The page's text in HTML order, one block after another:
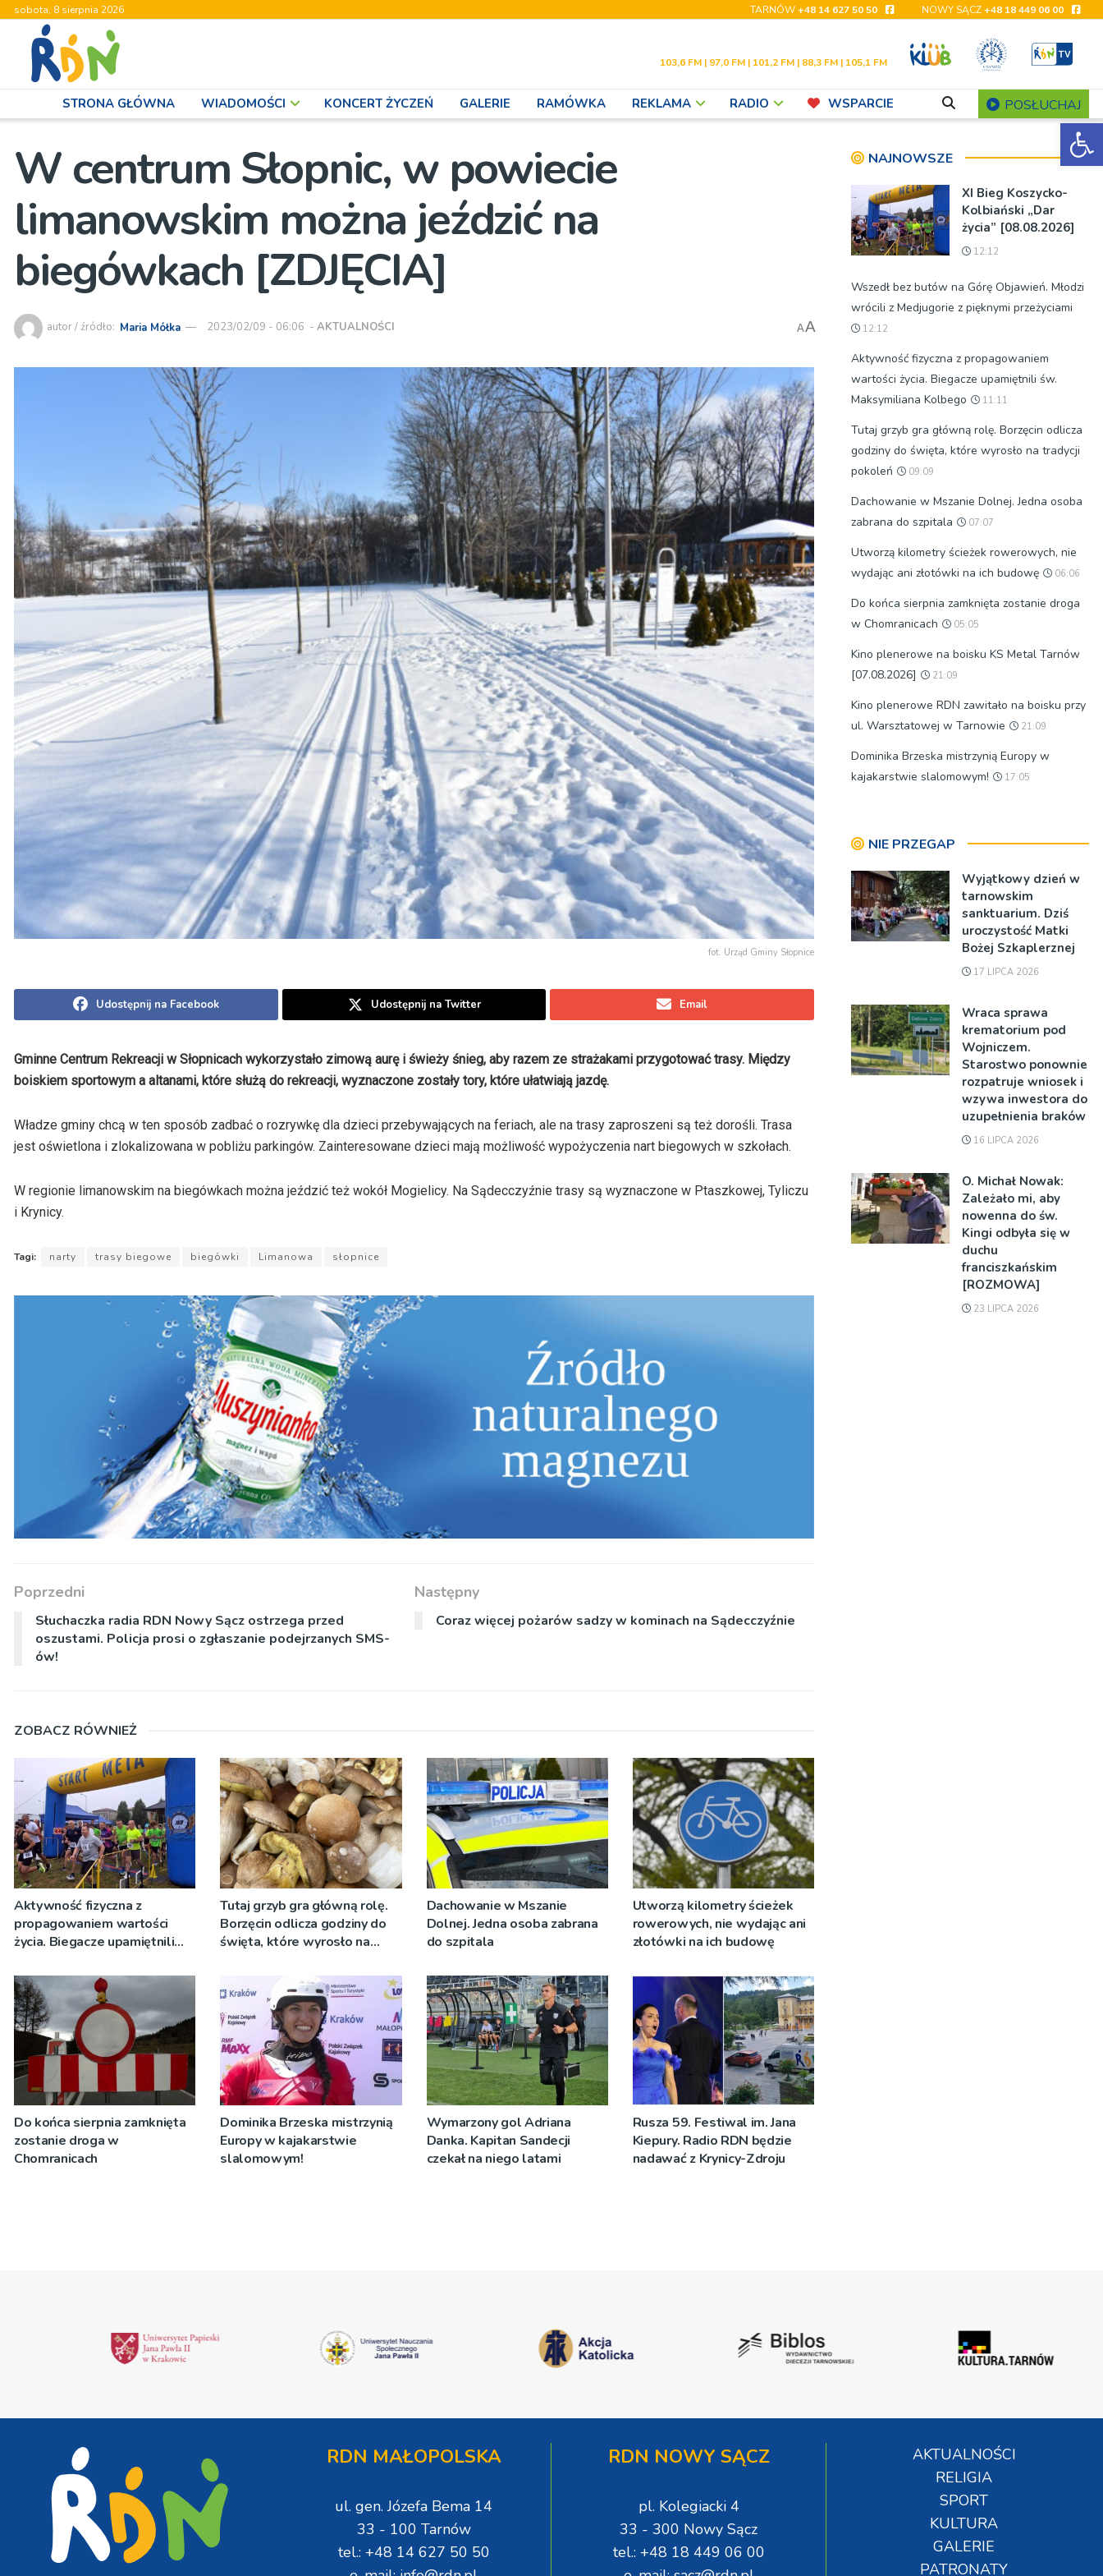
sobota, 8 sierpnia 2026 TARNÓW+48 14 627 50 50 NOWY SĄCZ+48 18 449 06 00
103,6 FM | 97,0 FM | 101,2 FM | 88,3 FM | 105,1 FM
STRONA GŁÓWNA WIADOMOŚCI KONCERT ŻYCZEŃ GALERIE RAMÓWKA REKLAMA RADIO WSPARCIE POSŁUCHAJ
W centrum Słopnic, w powiecie
limanowskim można jeździć na
biegówkach [ZDJĘCIA]
autor / źródło: Maria Mółka 2023/02/09 - 06:06 - AKTUALNOŚCI AA
fot. Urząd Gminy Słopnice
Udostępnij na Facebook Udostępnij na Twitter Email
Gminne Centrum Rekreacji w Słopnicach wykorzystało zimową aurę i świeży śnieg, aby razem ze strażakami przygotować trasy. Między
boiskiem sportowym a altanami, które służą do rekreacji, wyznaczone zostały tory, które ułatwiają jazdę.
Władze gminy chcą w ten sposób zadbać o rozrywkę dla dzieci przebywających na feriach, ale na trasy zaproszeni są też dorośli. Trasa
jest oświetlona i zlokalizowana w pobliżu parkingów. Zainteresowane dzieci mają możliwość wypożyczenia nart biegowych w szkołach.
W regionie limanowskim na biegówkach można jeździć też wokół Mogielicy. Na Sądecczyźnie trasy są wyznaczone w Ptaszkowej, Tyliczu
i Krynicy.
Tagi: narty trasy biegowe biegówki Limanowa słopnice
Poprzedni
Słuchaczka radia RDN Nowy Sącz ostrzega przed
oszustami. Policja prosi o zgłaszanie podejrzanych SMS-
ów!
Następny
Coraz więcej pożarów sadzy w kominach na Sądecczyźnie
ZOBACZ RÓWNIEŻ
Aktywność fizyczna z
propagowaniem wartości
życia. Biegacze upamiętnili
Tutaj grzyb gra główną rolę.
Borzęcin odlicza godziny do
święta, które wyrosło na
Dachowanie w Mszanie
Dolnej. Jedna osoba zabrana
do szpitala
Utworzą kilometry ścieżek
rowerowych, nie wydając ani
złotówki na ich budowę
Do końca sierpnia zamknięta
zostanie droga w
Chomranicach
Dominika Brzeska mistrzynią
Europy w kajakarstwie
slalomowym!
Wymarzony gol Adriana
Danka. Kapitan Sandecji
czekał na niego latami
Rusza 59. Festiwal im. Jana
Kiepury. Radio RDN będzie
nadawać z Krynicy-Zdroju
NAJNOWSZE
XI Bieg Koszycko-
Kolbiański „Dar
życia” [08.08.2026]
12:12
Wszedł bez butów na Górę Objawień. Młodzi
wrócili z Medjugorie z pięknymi przeżyciami
12:12
Aktywność fizyczna z propagowaniem
wartości życia. Biegacze upamiętnili św.
Maksymiliana Kolbego
11:11
Tutaj grzyb gra główną rolę. Borzęcin odlicza
godziny do święta, które wyrosło na tradycji
pokoleń
09:09
Dachowanie w Mszanie Dolnej. Jedna osoba
zabrana do szpitala
07:07
Utworzą kilometry ścieżek rowerowych, nie
wydając ani złotówki na ich budowę
06:06
Do końca sierpnia zamknięta zostanie droga
w Chomranicach
05:05
Kino plenerowe na boisku KS Metal Tarnów
[07.08.2026]
21:09
Kino plenerowe RDN zawitało na boisku przy
ul. Warsztatowej w Tarnowie
21:09
Dominika Brzeska mistrzynią Europy w
kajakarstwie slalomowym!
17:05
NIE PRZEGAP
Wyjątkowy dzień w
tarnowskim
sanktuarium. Dziś
uroczystość Matki
Bożej Szkaplerznej
17 LIPCA 2026
Wraca sprawa
krematorium pod
Wojniczem.
Starostwo ponownie
rozpatruje wniosek i
wzywa inwestora do
uzupełnienia braków
16 LIPCA 2026
O. Michał Nowak:
Zależało mi, aby
nowenna do św.
Kingi odbyła się w
duchu
franciszkańskim
[ROZMOWA]
23 LIPCA 2026
RDN MAŁOPOLSKA
ul. gen. Józefa Bema 14
33 - 100 Tarnów
tel.: +48 14 627 50 50
RDN NOWY SĄCZ
pl. Kolegiacki 4
33 - 300 Nowy Sącz
tel.: +48 18 449 06 00
AKTUALNOŚCI
RELIGIA
SPORT
KULTURA
GALERIE
PATRONATY